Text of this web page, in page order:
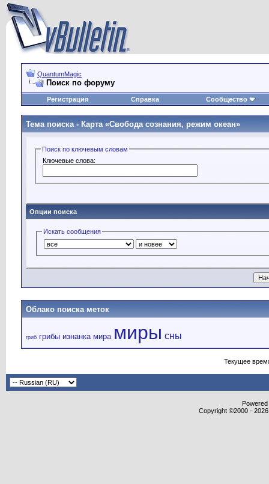
QuantumMagic
Поиск по форуму
Регистрация Справка Сообщество
Тема поиска - Карта «Свобода сознания, режим океан»
Поиск по ключевым словам
Ключевые слова:
Опции поиска
Искать сообщения
Облако поиска меток
гриб грибы изнанка мира миры сны
Текущее
Copyright ©2000 -